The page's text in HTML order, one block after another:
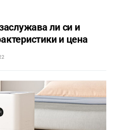
ли си и
и цена